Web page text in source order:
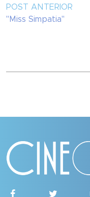
POST ANTERIOR
"Miss Simpatia"